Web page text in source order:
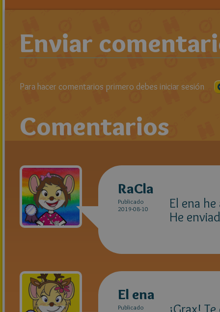
Enviar
Para hacer comentarios primero debes iniciar sesión
Comentarios
RaCla
Publicado
2019-08-10
El ena
He
El ena
Publicado